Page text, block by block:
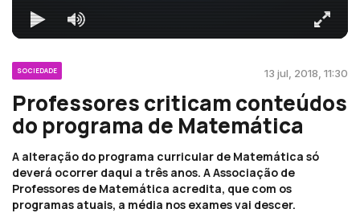
SOCIEDADE 13 jul, 2018, 11:30
Professores criticam conteúdos
do programa de Matemática
A alteração do programa curricular de Matemática só
deverá ocorrer daqui a três anos. A Associação de
Professores de Matemática acredita, que com os
programas atuais, a média nos exames vai descer.